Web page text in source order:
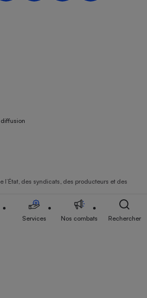
l’État, des syndicats, des producteurs et des
Services Nos combats Rechercher